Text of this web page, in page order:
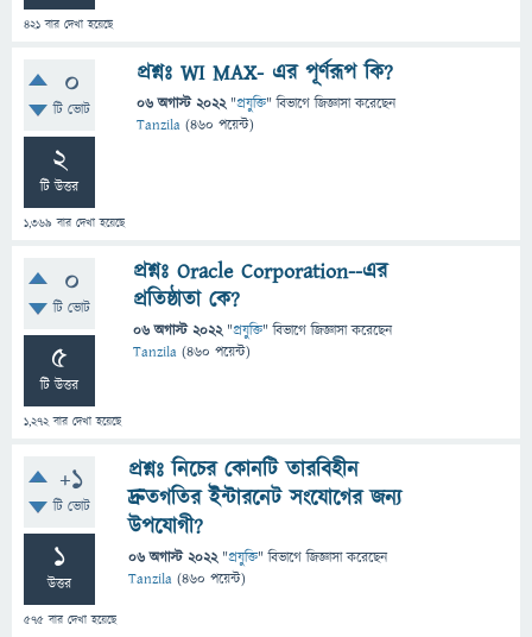
421 বার দেখা হয়েছে
0
টি ভোট
2
টি উত্তর
1,369 বার দেখা হয়েছে
প্রশ্নঃ WI MAX- এর পূর্ণরূপ কি?
06 অগাস্ট 2022 "প্রযুক্তি" বিভাগে জিজ্ঞাসাকরেছেন
Tanzila (460 পয়েন্ট)
0
টি ভোট
5
টি উত্তর
1,272বার দেখা হয়েছে
প্রশ্নঃ Oracle Corporation--এর
প্রতিষ্ঠাতা কে?
06 অগাস্ট 2022 "প্রযুক্তি" বিভাগে জিজ্ঞাসাকরেছেন
Tanzila (460 পয়েন্ট)
+1
টি ভোট
1
উত্তর
575 বার দেখা হয়েছে
প্রশ্নঃ নিচের কোনটি তারবিহীন
দ্রুতগতির ইন্টারনেট সংযোগের জন্য
উপযোগী?
06 অগাস্ট 2022 "প্রযুক্তি" বিভাগে জিজ্ঞাসাকরেছেন
Tanzila (460 পয়েন্ট)